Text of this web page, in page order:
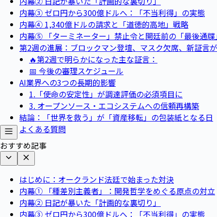
内幕③ ゼロ円から300億ドルへ：「不当利得」の実態
内幕④ 1,340億ドルの請求と「道徳的高地」戦略
内幕⑤ 「ターミネーター」禁止令と開廷前の「最後通牒
第2週の進展：ブロックマン登壇、マスク欠席、新証言
🔥第2週で明らかになった主な証言：
📅 今後の審理スケジュール
AI業界への3つの長期的影響
1.「使命の安定性」が調達評価の必須項目に
3. オープンソース・エコシステムへの信頼再構築
結論：「世界を救う」が「資産移転」の包装紙となる日
よくある質問
おすすめ記事
はじめに：オークランド法廷で始まった対決
内幕① 「種差別主義者」：開発哲学をめぐる原点の対立
内幕② 日記が暴いた「計画的な裏切り」
内幕③ ゼロ円から300億ドルへ：「不当利得」の実態